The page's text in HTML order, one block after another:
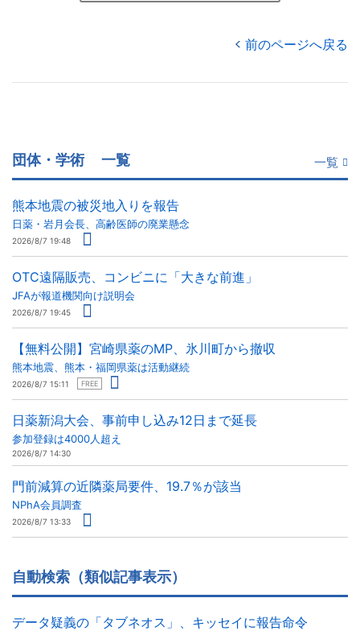
前のページへ戻る
団体・学術 一覧 一覧
熊本地震の被災地入りを報告
日薬・岩月会長、高齢医師の廃業懸念
2026/8/7 19:48
OTC遠隔販売、コンビニに「大きな前進」
JFAが報道機関向け説明会
2026/8/7 19:45
【無料公開】宮崎県薬のMP、氷川町から撤収
熊本地震、熊本・福岡県薬は活動継続
2026/8/7 15:11 FREE
日薬新潟大会、事前申し込み12日まで延長
参加登録は4000人超え
2026/8/7 14:30
門前減算の近隣薬局要件、19.7％が該当
NPhA会員調査
2026/8/7 13:33
自動検索（類似記事表示）
データ疑義の「タブネオス」、キッセイに報告命令